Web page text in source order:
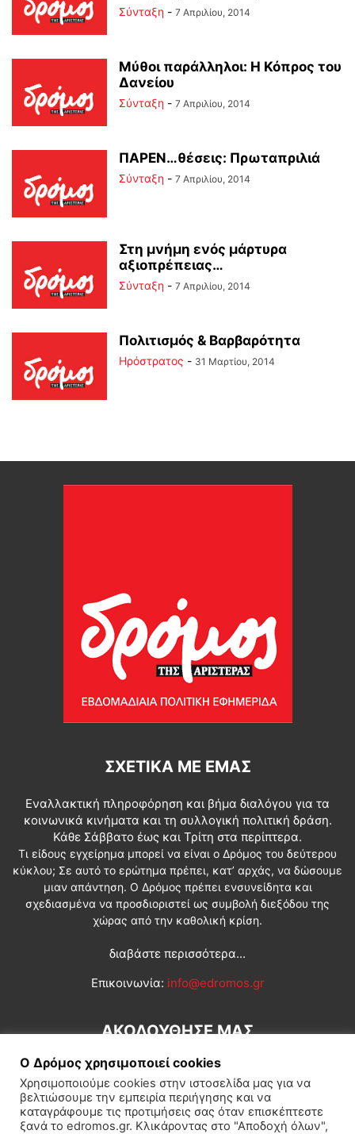
Σύνταξη - 7 Απριλίου, 2014
Μύθοι παράλληλοι: Η Κόπρος του
Δανείου
Σύνταξη - 7 Απριλίου, 2014
ΠΑΡΕΝ…θέσεις: Πρωταπριλιά
Σύνταξη - 7 Απριλίου, 2014
Στη μνήμη ενός μάρτυρα
αξιοπρέπειας…
Σύνταξη - 7 Απριλίου, 2014
Πολιτισμός & Βαρβαρότητα
Ηρόστρατος - 31 Μαρτίου, 2014
ΣΧΕΤΙΚΆ ΜΕ ΕΜΆΣ
Εναλλακτική πληροφόρηση και βήμα διαλόγου για τα
κοινωνικά κινήματα και τη συλλογική πολιτική δράση.
Κάθε Σάββατο έως και Τρίτη στα περίπτερα.
Τι είδους εγχείρημα μπορεί να είναι ο Δρόμος του δεύτερου
κύκλου; Σε αυτό το ερώτημα πρέπει, κατ’ αρχάς, να δώσουμε
μιαν απάντηση. Ο Δρόμος πρέπει ενσυνείδητα και
σχεδιασμένα να προσδιοριστεί ως συμβολή διεξόδου της
χώρας από την καθολική κρίση.
διαβάστε περισσότερα...
Επικοινωνία: info@edromos.gr
ΑΚΟΛΟΥΘΗΣΕ ΜΑΣ
Ο Δρόμος χρησιμοποιεί cookies
Χρησιμοποιούμε cookies στην ιστοσελίδα μας για να
βελτιώσουμε την εμπειρία περιήγησης και να
καταγράφουμε τις προτιμήσεις σας όταν επισκέπτεστε
ξανά το edromos.gr. Κλικάροντας στο "Αποδοχή όλων",